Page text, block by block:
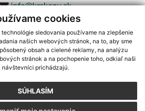
cookies
sledovania používame na zlepšenie
našich webových stránok, na to, aby sme
obsah a cielené reklamy, na analýzu
stránok a na pochopenie toho, odkiaľ naši
návštevníci prichádzajú.
SÚHLASÍM
info@krskany.sk
aktuálnych informácií s využitím RSS
systém ECHELON 2,Mapa stránok,web portál
s.r.o.,domény,registrácia domény
aktualizácia:05.08.2026